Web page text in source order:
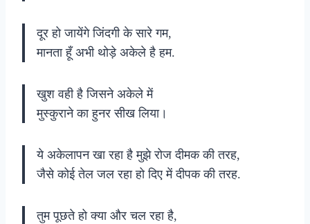
दूर हो जायेंगे जिंदगी के सारे गम,
मानता हूँ अभी थोड़े अकेले है हम.
खुश वही है जिसने अकेले में
मुस्कुराने का हुनर सीख लिया।
ये अकेलापन खा रहा है मुझे रोज दीमक की तरह,
जैसे कोई तेल जल रहा हो दिए में दीपक की तरह.
तुम पूछते हो क्या और चल रहा है,